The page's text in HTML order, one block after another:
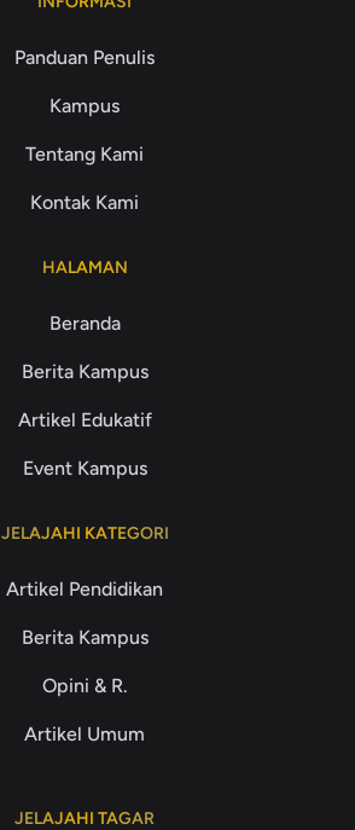
Panduan Penulis
Kampus
Tentang Kami
Kontak Kami
HALAMAN
Beranda
Berita Kampus
Artikel Edukatif
Event Kampus
JELAJAHI KATEGORI
Artikel Pendidikan
Berita Kampus
Opini & R.
Artikel Umum
JELAJAHI TAGAR